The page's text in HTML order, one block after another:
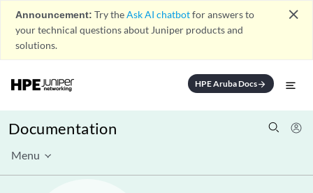
Announcement: Try theAsk AI chatbotfor answers to
your technical questions about Juniper products and
solutions.
close
HPE Aruba Docsarrow_forward
Documentation
Menu